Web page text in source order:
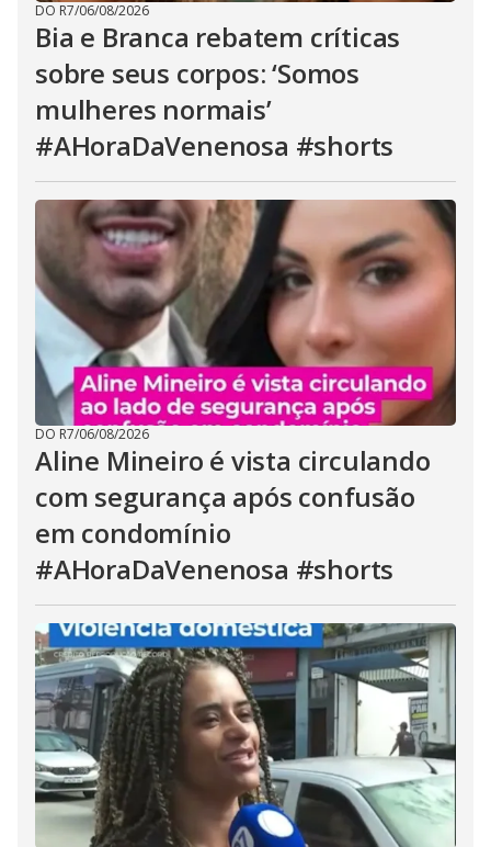
DO R7/06/08/2026
Bia e Branca rebatem críticas
sobre seus corpos: ‘Somos
mulheres normais’
#AHoraDaVenenosa #shorts
DO R7/06/08/2026
Aline Mineiro é vista circulando
com segurança após confusão
em condomínio
#AHoraDaVenenosa #shorts